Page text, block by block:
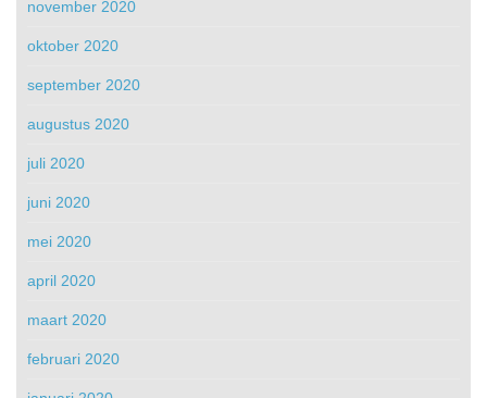
november 2020
oktober 2020
september 2020
augustus 2020
juli 2020
juni 2020
mei 2020
april 2020
maart 2020
februari 2020